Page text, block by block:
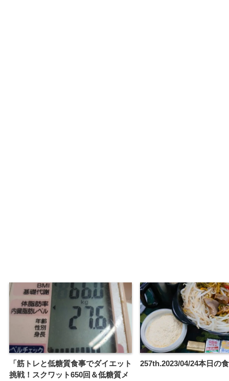
「筋トレと低糖質食事でダイエット
挑戦！スクワット650回＆低糖質メ
257th.2023/04/24本日の